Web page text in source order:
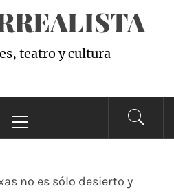
teatro y cultura
principal
no es sólo desierto y